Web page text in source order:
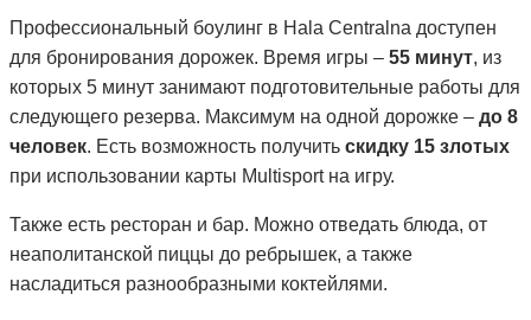
Профессиональный боулинг в Hala Centralna доступен
для бронирования дорожек. Время игры – 55 минут, из
которых 5 минут занимают подготовительные работы для
следующего резерва. Максимум на одной дорожке – до 8
человек. Есть возможность получить скидку 15 злотых
при использовании карты Multisport на игру.
Также есть ресторан и бар. Можно отведать блюда, от
неаполитанской пиццы до ребрышек, а также
насладиться разнообразными коктейлями.